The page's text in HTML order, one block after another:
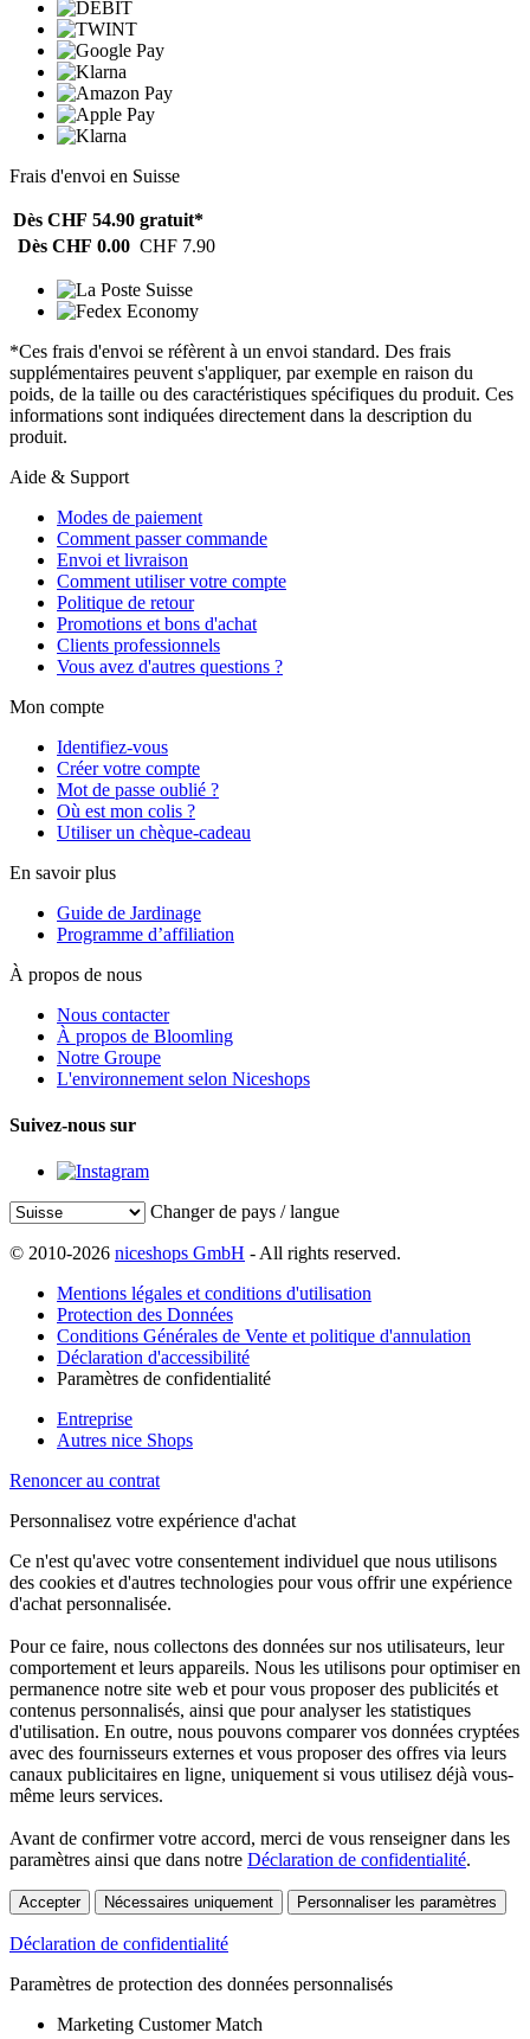
Frais d'envoi en Suisse
Dès CHF 54.90 gratuit*
Dès CHF 0.00 CHF 7.90
*Ces frais d'envoi se réfèrent à un envoi standard. Des frais
supplémentaires peuvent s'appliquer, par exemple en raison du
poids, de la taille ou des caractéristiques spécifiques du produit. Ces
informations sont indiquées directement dans la description du
produit.
Aide & Support
Modes de paiement
Comment passer commande
Envoi et livraison
Comment utiliser votre compte
Politique de retour
Promotions et bons d'achat
Clients professionnels
Vous avez d'autres questions ?
Mon compte
Identifiez-vous
Créer votre compte
Mot de passe oublié ?
Où est mon colis ?
Utiliser un chèque-cadeau
En savoir plus
Guide de Jardinage
Programme d’affiliation
À propos de nous
Nous contacter
À propos de Bloomling
Notre Groupe
L'environnement selon Niceshops
Suivez-nous sur
Changer de pays / langue
© 2010-2026 niceshops GmbH - All rights reserved.
Mentions légales et conditions d'utilisation
Protection des Données
Conditions Générales de Vente et politique d'annulation
Déclaration d'accessibilité
Paramètres de confidentialité
Entreprise
Autres nice Shops
Renoncer au contrat
Personnalisez votre expérience d'achat
Ce n'est qu'avec votre consentement individuel que nous utilisons
des cookies et d'autres technologies pour vous offrir une expérience
d'achat personnalisée.
Pour ce faire, nous collectons des données sur nos utilisateurs, leur
comportement et leurs appareils. Nous les utilisons pour optimiser en
permanence notre site web et pour vous proposer des publicités et
contenus personnalisés, ainsi que pour analyser les statistiques
d'utilisation. En outre, nous pouvons comparer vos données cryptées
avec des fournisseurs externes et vous proposer des offres via leurs
canaux publicitaires en ligne, uniquement si vous utilisez déjà vous-
même leurs services.
Avant de confirmer votre accord, merci de vous renseigner dans les
paramètres ainsi que dans notre Déclaration de confidentialité.
Accepter Nécessaires uniquement Personnaliser les paramètres
Déclaration de confidentialité
Paramètres de protection des données personnalisés
Marketing Customer Match